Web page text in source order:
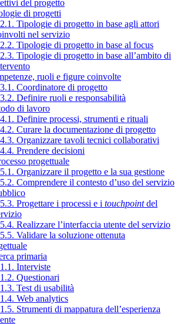
del progetto
di progetti
Tipologie di progetto in base agli attori
nel servizio
Tipologie di progetto in base al focus
Tipologie di progetto in base all’ambito di
ruoli e figure coinvolte
Coordinatore di progetto
Definire ruoli e responsabilità
di lavoro
Definire processi, strumenti e rituali
Curare la documentazione di progetto
Organizzare tavoli tecnici collaborativi
Prendere decisioni
progettuale
Organizzare il progetto e la sua gestione
Comprendere il contesto d’uso del servizio
Progettare i processi e i touchpointdel
Realizzare l’interfaccia utente del servizio
Validare la soluzione ottenuta
primaria
Interviste
Questionari
Test di usabilità
Web analytics
Strumenti di mappatura dell’esperienza